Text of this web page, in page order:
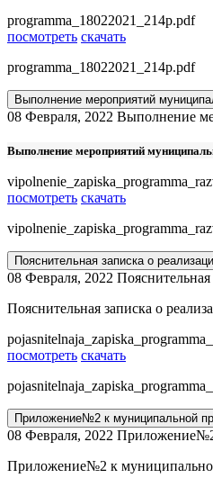
programma_18022021_214p.pdf
посмотреть скачать
programma_18022021_214p.pdf
Выполнение мероприятий
08 Февраля, 2022 Выполнение
Выполнение мероприятий
посмотреть скачать
Пояснительная записка о
08 Февраля, 2022
Пояснительная записка о
посмотреть скачать
Приложение№2 к муниципальной
08 Февраля, 2022 Приложение№2
Приложение№2 к